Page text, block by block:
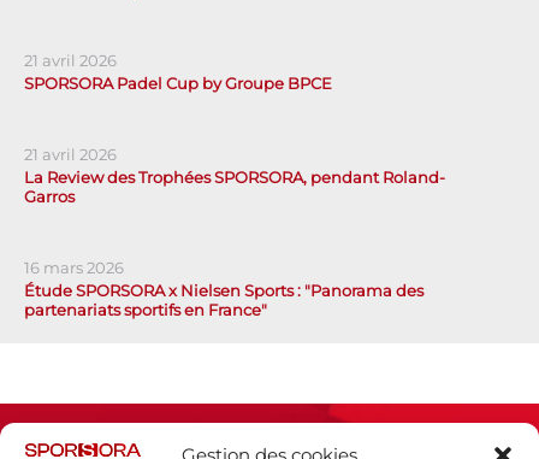
21 avril 2026
SPORSORA Padel Cup by Groupe BPCE
21 avril 2026
La Review des Trophées SPORSORA, pendant Roland-
Garros
16 mars 2026
Étude SPORSORA x Nielsen Sports : "Panorama des
partenariats sportifs en France"